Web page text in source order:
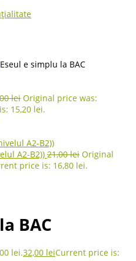
Eseul e simplu la BAC
lei Original price was:
15,20 lei.
A2-B2)) 21,00lei Original
price is: 16,80 lei.
BAC
lei.32,00 leiCurrent price is: